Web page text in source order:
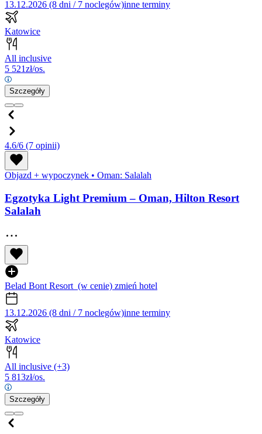
13.12.2026 (8 dni / 7 noclegów)inne terminy
Katowice
All inclusive
5 521zł/os.
Szczegóły
4.6/6 (7 opinii)
Objazd + wypoczynek • Oman: Salalah
Egzotyka Light Premium – Oman, Hilton Resort
Salalah
Belad Bont Resort (w cenie) zmień hotel
13.12.2026 (8 dni / 7 noclegów)inne terminy
Katowice
All inclusive (+3)
5 813zł/os.
Szczegóły